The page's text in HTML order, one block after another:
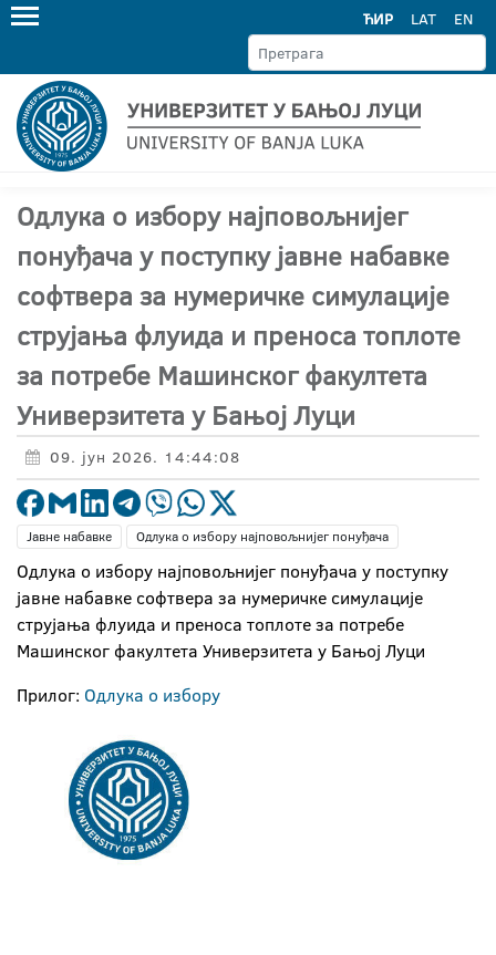
ЋИР LAT EN
Одлука о избору најповољнијег
понуђача у поступку јавне набавке
софтвера за нумеричке симулације
струјања флуида и преноса топлоте
за потребе Машинског факултета
Универзитета у Бањој Луци
09. јун 2026. 14:44:08
Јавне набавке Одлука о избору најповољнијег понуђача
Одлука о избору најповољнијег понуђача у поступку
јавне набавке софтвера за нумеричке симулације
струјања флуида и преноса топлоте за потребе
Машинског факултета Универзитета у Бањој Луци
Прилог: Одлука о избору